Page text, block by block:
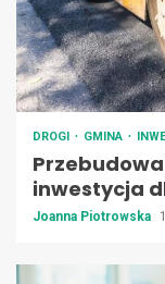
DROGI GMINA
inwestycja
Joanna Piotrowska